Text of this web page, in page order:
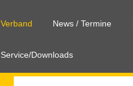
Verband News / Termine
Service/Downloads